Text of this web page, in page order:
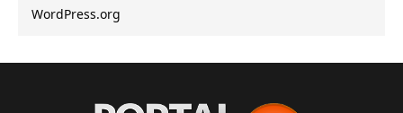
WordPress.org